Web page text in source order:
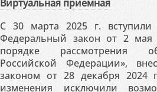
Виртуальная приемная
С 30 марта 2025 г.
Федеральный закон от 2
порядке рассмотрения
Российской Федерации»,
законом от 28 декабря
изменения исключили